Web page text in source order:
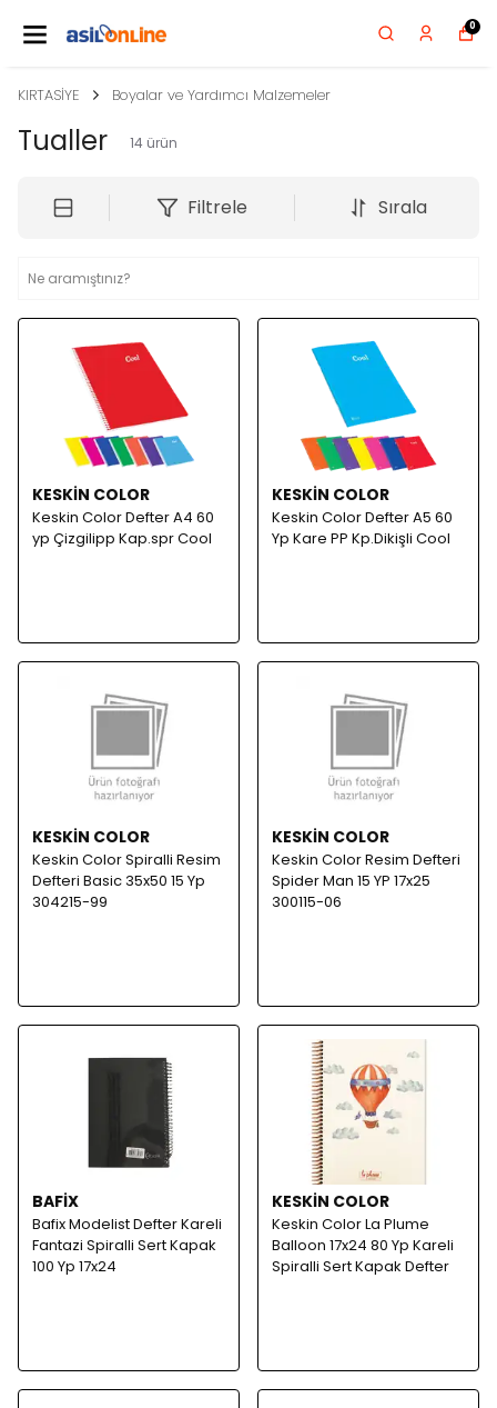
0
KIRTASİYE Boyalar ve Yardımcı Malzemeler
Tualler 14 ürün
Filtrele Sırala
KESKİN COLOR
Keskin Color Defter A4 60
yp Çizgilipp Kap.spr Cool
KESKİN COLOR
Keskin Color Defter A5 60
Yp Kare PP Kp.Dikişli Cool
KESKİN COLOR
Keskin Color Spiralli Resim
Defteri Basic 35x50 15 Yp
304215-99
KESKİN COLOR
Keskin Color Resim Defteri
Spider Man 15 YP 17x25
300115-06
BAFİX
Bafix Modelist Defter Kareli
Fantazi Spiralli Sert Kapak
100 Yp 17x24
KESKİN COLOR
Keskin Color La Plume
Balloon 17x24 80 Yp Kareli
Spiralli Sert Kapak Defter